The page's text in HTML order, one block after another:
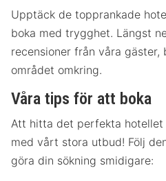
Upptäck de topprankade
boka med trygghet. Längst
recensioner från våra gäster,
området omkring.
Våra tips för att boka
Att hitta det perfekta hotellet
med vårt stora utbud! Följ
göra din sökning smidigare: